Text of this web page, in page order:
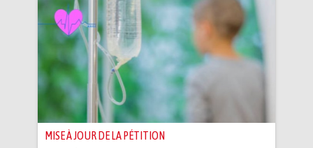
MISE À JOUR DE LA PÉTITION